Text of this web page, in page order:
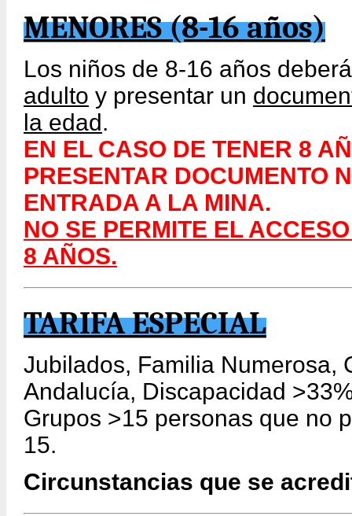
MENORES (8-16 años)
Los niños de 8-16 años
adulto y presentar un
la edad.
EN EL CASO DE TENER 8
PRESENTAR DOCUMENTO
ENTRADA A LA MINA.
NO SE PERMITE EL
8 AÑOS.
TARIFA ESPECIAL
Jubilados, Familia Numerosa,
Andalucía, Discapacidad
Grupos >15 personas que no
15.
Circunstancias que se